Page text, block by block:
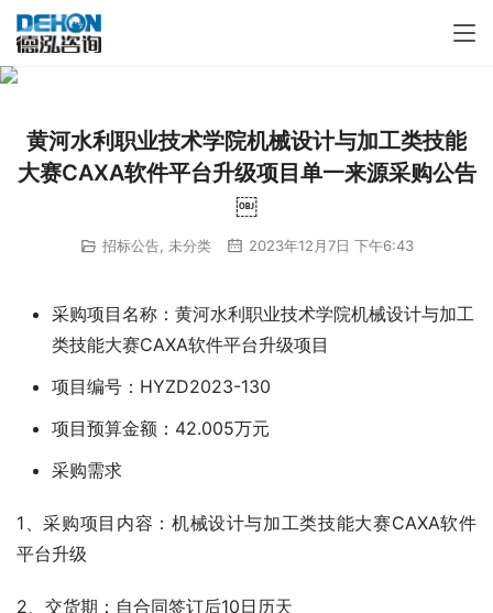
黄河水利职业技术学院机械设计与加工类技能
大赛CAXA软件平台升级项目单一来源采购公告
￼
招标公告, 未分类 2023年12月7日 下午6:43
采购项目名称：黄河水利职业技术学院机械设计与加工
类技能大赛CAXA软件平台升级项目
项目编号：HYZD2023-130
项目预算金额：42.005万元
采购需求
1、采购项目内容：机械设计与加工类技能大赛CAXA软件
平台升级
2、交货期：自合同签订后10日历天